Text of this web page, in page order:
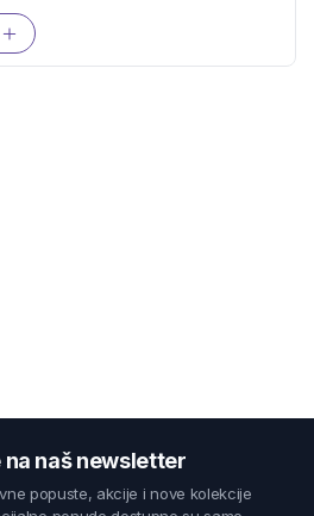
na naš newsletter
popuste, akcije i nove kolekcije